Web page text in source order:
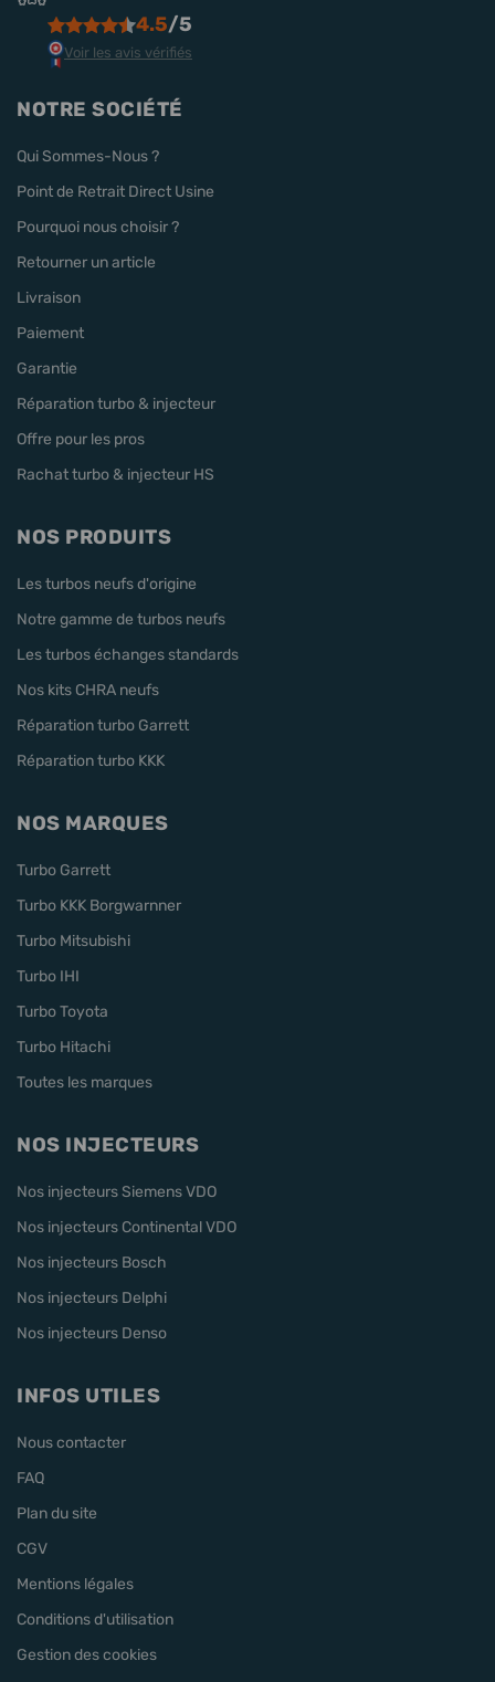
4.5/5
Voir les avis vérifiés
NOTRE SOCIÉTÉ
Qui Sommes-Nous ?
Point de Retrait Direct Usine
Pourquoi nous choisir ?
Retourner un article
Livraison
Paiement
Garantie
Réparation turbo & injecteur
Offre pour les pros
Rachat turbo & injecteur HS
NOS PRODUITS
Les turbos neufs d'origine
Notre gamme de turbos neufs
Les turbos échanges standards
Nos kits CHRA neufs
Réparation turbo Garrett
Réparation turbo KKK
NOS MARQUES
Turbo Garrett
Turbo KKK Borgwarnner
Turbo Mitsubishi
Turbo IHI
Turbo Toyota
Turbo Hitachi
Toutes les marques
NOS INJECTEURS
Nos injecteurs Siemens VDO
Nos injecteurs Continental VDO
Nos injecteurs Bosch
Nos injecteurs Delphi
Nos injecteurs Denso
INFOS UTILES
Nous contacter
FAQ
Plan du site
CGV
Mentions légales
Conditions d'utilisation
Gestion des cookies